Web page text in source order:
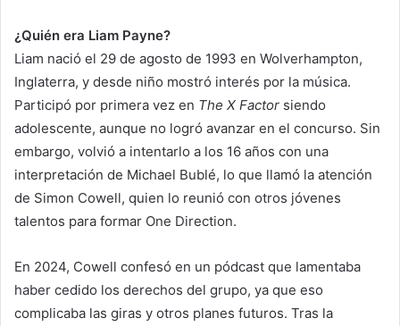
¿Quién era Liam Payne?
Liam nació el 29 de agosto de 1993 en Wolverhampton,
Inglaterra, y desde niño mostró interés por la música.
Participó por primera vez en The X Factor siendo
adolescente, aunque no logró avanzar en el concurso. Sin
embargo, volvió a intentarlo a los 16 años con una
interpretación de Michael Bublé, lo que llamó la atención
de Simon Cowell, quien lo reunió con otros jóvenes
talentos para formar One Direction.
En 2024, Cowell confesó en un pódcast que lamentaba
haber cedido los derechos del grupo, ya que eso
complicaba las giras y otros planes futuros. Tras la